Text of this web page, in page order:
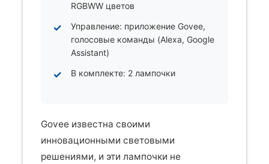
RGBWW цветов
Управление: приложение Govee,
голосовые команды (Alexa, Google
Assistant)
В комплекте: 2 лампочки
Govee известна своими
инновационными световыми
решениями, и эти лампочки не